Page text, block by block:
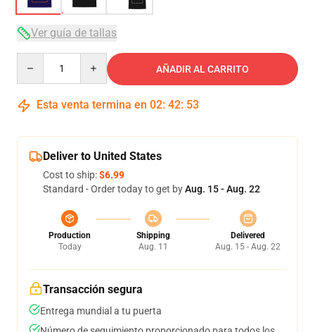
Ver guía de tallas
AÑADIR AL CARRITO
Esta venta termina en 02: 42: 52
Deliver to United States
Cost to ship:$6.99
Standard - Order today to get byAug. 15 - Aug. 22
Production
Today
Shipping
Aug. 11
Delivered
Aug. 15 - Aug. 22
Transacción segura
Entrega mundial a tu puerta